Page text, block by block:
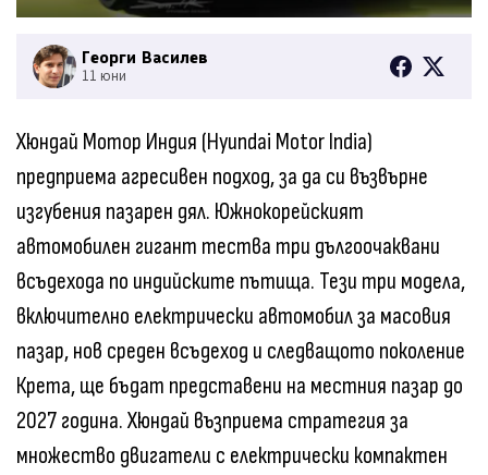
Георги Василев
11 юни
Хюндай Мотор Индия (Hyundai Motor India)
предприема агресивен подход, за да си възвърне
изгубения пазарен дял. Южнокорейският
автомобилен гигант тества три дългоочаквани
всъдехода по индийските пътища. Тези три модела,
включително електрически автомобил за масовия
пазар, нов среден всъдеход и следващото поколение
Крета, ще бъдат представени на местния пазар до
2027 година. Хюндай възприема стратегия за
множество двигатели с електрически компактен